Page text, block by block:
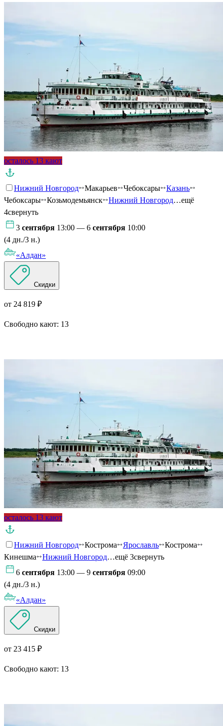
осталось 13 кают
Нижний Новгород Макарьев Чебоксары
Казань
Чебоксары
Козьмодемьянск Нижний Новгород…ещё
4свернуть
3 сентября 13:00 — 6 сентября 10:00
(4 дн./3 н.)
«Алдан»
Скидки
от 24 819 ₽
Свободно кают: 13
осталось 13 кают
Нижний Новгород Кострома Ярославль
Кострома
Кинешма
Нижний Новгород…ещё 3свернуть
6 сентября 13:00 — 9 сентября 09:00
(4 дн./3 н.)
«Алдан»
Скидки
от 23 415 ₽
Свободно кают: 13